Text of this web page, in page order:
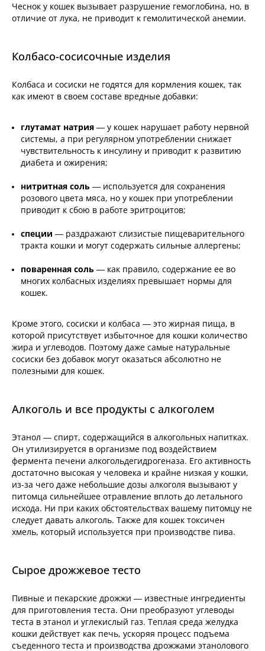
Чеснок у кошек вызывает разрушение гемоглобина, но, в
отличие от лука, не приводит к гемолитической анемии.
Колбасо-сосисочные изделия
Колбаса и сосиски не годятся для кормления кошек, так
как имеют в своем составе вредные добавки:
глутамат натрия — у кошек нарушает работу нервной
системы, а при регулярном употреблении снижает
чувствительность к инсулину и приводит к развитию
диабета и ожирения;
нитритная соль — используется для сохранения
розового цвета мяса, но у кошек при употреблении
приводит к сбою в работе эритроцитов;
специи — раздражают слизистые пищеварительного
тракта кошки и могут содержать сильные аллергены;
поваренная соль — как правило, содержание ее во
многих колбасных изделиях превышает нормы для
кошек.
Кроме этого, сосиски и колбаса — это жирная пища, в
которой присутствует избыточное для кошки количество
жира и углеводов. Поэтому даже самые натуральные
сосиски без добавок могут оказаться абсолютно не
полезными для кошек.
Алкоголь и все продукты с алкоголем
Этанол — спирт, содержащийся в алкогольных напитках.
Он утилизируется в организме под воздействием
фермента печени алкогольдегидрогеназа. Его активность
достаточно высокая у человека и крайне низкая у кошки,
из-за чего даже небольшие дозы алкоголя вызывают у
питомца сильнейшее отравление вплоть до летального
исхода. Ни при каких обстоятельствах вашему питомцу не
следует давать алкоголь. Также для кошек токсичен
хмель, который используется при производстве пива.
Сырое дрожжевое тесто
Пивные и пекарские дрожжи — известные ингредиенты
для приготовления теста. Они преобразуют углеводы
теста в этанол и углекислый газ. Теплая среда желудка
кошки действует как печь, ускоряя процесс подъема
съеденного теста и производства дрожжами этанолового